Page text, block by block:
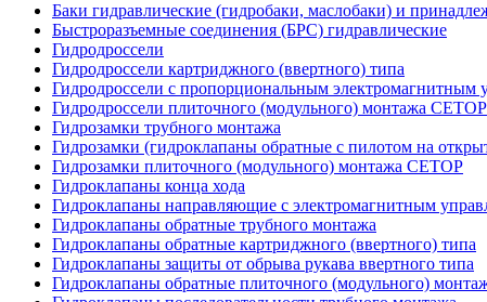
Баки гидравлические (гидробаки, маслобаки) и
Быстроразъемные соединения (БРС) гидравлические
Гидродроссели
Гидродроссели картриджного (ввертного) типа
Гидродроссели с пропорциональным электромагнитным
Гидродроссели плиточного (модульного) монтажа CETOP
Гидрозамки трубного монтажа
Гидрозамки (гидроклапаны обратные с пилотом на
Гидрозамки плиточного (модульного) монтажа CETOP
Гидроклапаны конца хода
Гидроклапаны направляющие с электромагнитным
Гидроклапаны обратные трубного монтажа
Гидроклапаны обратные картриджного (ввертного) типа
Гидроклапаны защиты от обрыва рукава ввертного типа
Гидроклапаны обратные плиточного (модульного)